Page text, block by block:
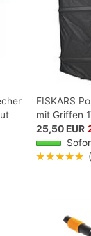
FISKARS
mit Griffen
25,50 EUR
★★★★★